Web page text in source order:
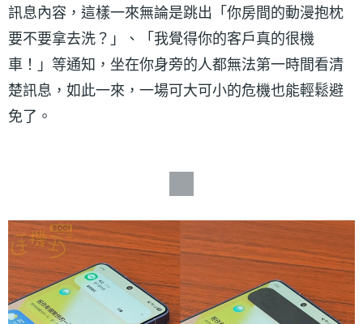
訊息內容，這樣一來無論是跳出「你房間的動漫抱枕
要不要拿去洗？」、「我覺得你的客戶真的很機
車！」等通知，坐在你身旁的人都無法第一時間看清
楚訊息，如此一來，一場可大可小的危機也能輕鬆避
免了。